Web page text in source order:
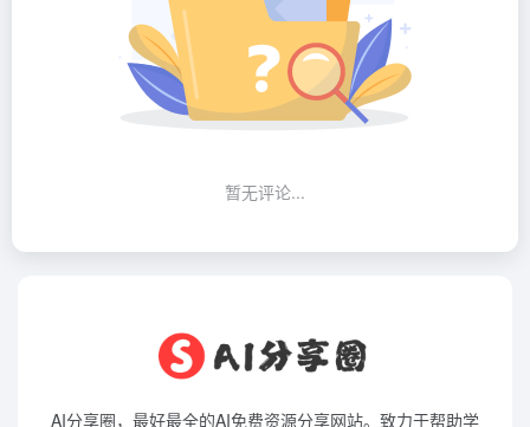
暂无评论...
AI分享圈，最好最全的AI免费资源分享网站。致力于帮助学